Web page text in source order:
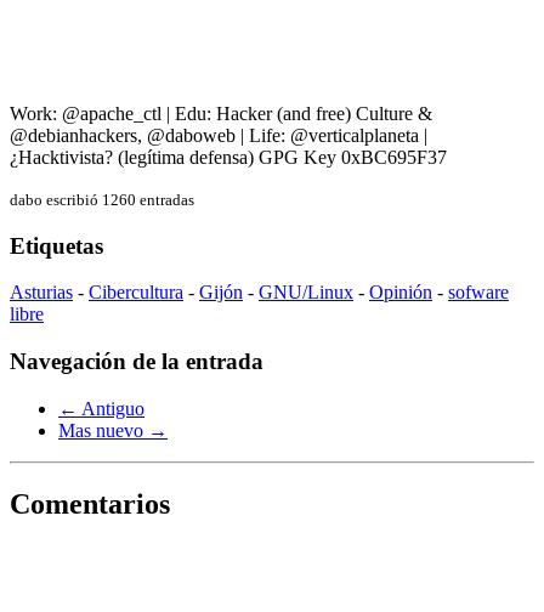
Work: @apache_ctl | Edu: Hacker (and free) Culture &
@debianhackers, @daboweb | Life: @verticalplaneta |
¿Hacktivista? (legítima defensa) GPG Key 0xBC695F37
dabo escribió 1260 entradas
Etiquetas
Asturias - Cibercultura - Gijón - GNU/Linux - Opinión - sofware
libre
Navegación de la entrada
← Antiguo
Mas nuevo →
Comentarios